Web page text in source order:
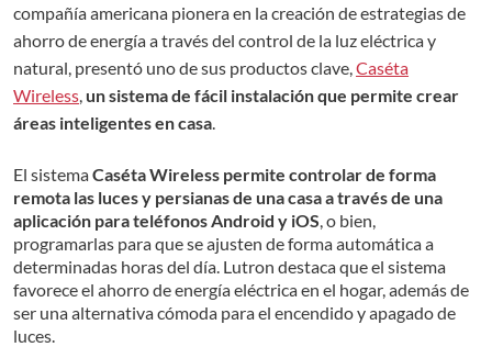
compañía americana pionera en la creación de estrategias de
ahorro de energía a través del control de la luz eléctrica y
natural, presentó uno de sus productos clave, Caséta
Wireless un sistema de fácil instalación que permite crear
áreas inteligentes en casa
El sistemaCaséta Wireless permite controlar de forma
remota las luces y persianas de una casa a través de una
aplicación para teléfonos Android y iOS , o bien,
programarlas para que se ajusten de forma automática a
determinadas horas del día. Lutron destaca que el sistema
favorece el ahorro de energía eléctrica en el hogar, además de
ser una alternativa cómoda para el encendido y apagado de
luces.